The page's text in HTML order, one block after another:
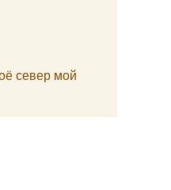
север мой